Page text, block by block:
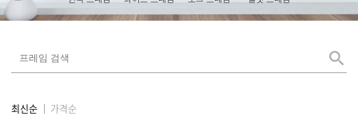

최신순 가격순